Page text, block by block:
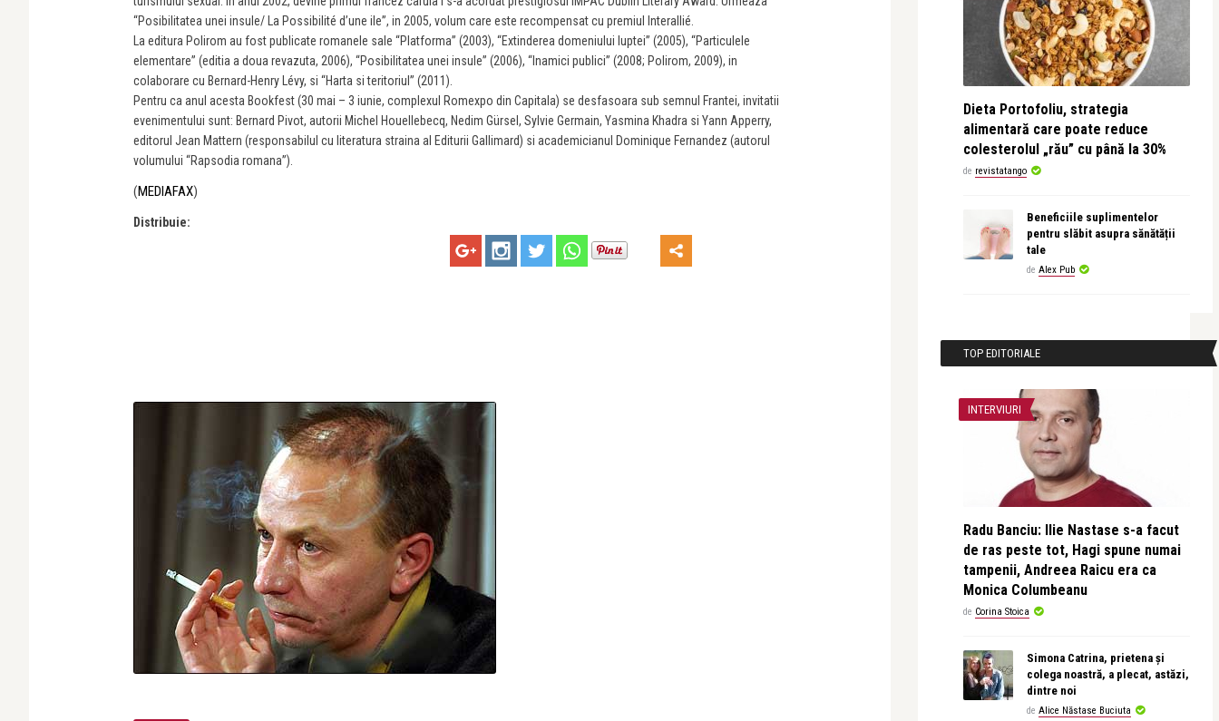
“Posibilitatea unei insule/ La Possibilité d’une ile”, in 2005, volum care este recompensat cu premiul Interallié.
La editura Polirom au fost publicate romanele sale “Platforma” (2003), “Extinderea domeniului luptei” (2005), “Particulele
elementare” (editia a doua revazuta, 2006), “Posibilitatea unei insule” (2006), “Inamici publici” (2008; Polirom, 2009), in
colaborare cu Bernard-Henry Lévy, si “Harta si teritoriul” (2011).
Pentru ca anul acesta Bookfest (30 mai – 3 iunie, complexul Romexpo din Capitala) se desfasoara sub semnul Frantei, invitatii
evenimentului sunt: Bernard Pivot, autorii Michel Houellebecq, Nedim Gürsel, Sylvie Germain, Yasmina Khadra si Yann Apperry,
editorul Jean Mattern (responsabilul cu literatura straina al Editurii Gallimard) si academicianul Dominique Fernandez (autorul
volumului “Rapsodia romana”).
(MEDIAFAX)
Distribuie:
Dieta Portofoliu, strategia
alimentară care poate reduce
colesterolul „rău” cu până la 30%
de revistatango
Beneficiile suplimentelor
pentru slăbit asupra sănătății
tale
de Alex Pub
TOP EDITORIALE
INTERVIURI
Radu Banciu: Ilie Nastase s-a facut
de ras peste tot, Hagi spune numai
tampenii, Andreea Raicu era ca
Monica Columbeanu
de Corina Stoica
Simona Catrina, prietena și
colega noastră, a plecat, astăzi,
dintre noi
de Alice Năstase Buciuta